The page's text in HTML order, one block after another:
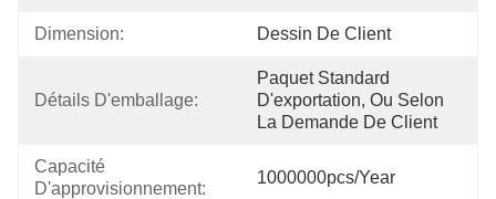
Dimension: Dessin De Client
Détails D'emballage:
Paquet Standard
D'exportation, Ou Selon
La Demande De Client
Capacité
D'approvisionnement:
1000000pcs/year